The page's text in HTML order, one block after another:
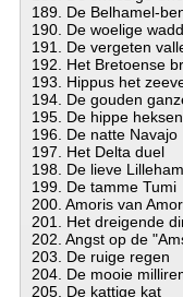
189. De Belhamel-
190. De woelige
191. De vergeten
192. Het Bretoense
193. Hippus het
194. De gouden
195. De hippe heksen
196. De natte Navajo
197. Het Delta duel
198. De lieve Lilleham
199. De tamme Tumi
200. Amoris van
201. Het dreigende
202. Angst op de
203. De ruige regen
204. De mooie
205. De kattige kat